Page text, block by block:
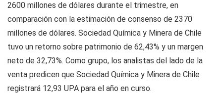
2600 millones de dólares durante el trimestre, en
comparación con la estimación de consenso de 2370
millones de dólares. Sociedad Química y Minera de Chile
tuvo un retorno sobre patrimonio de 62,43% y un margen
neto de 32,73%. Como grupo, los analistas del lado de la
venta predicen que Sociedad Química y Minera de Chile
registrará 12,93 UPA para el año en curso.